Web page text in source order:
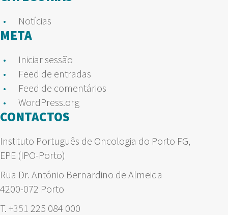
Notícias
META
Iniciar sessão
Feed de entradas
Feed de comentários
WordPress.org
CONTACTOS
Instituto Português de Oncologia do Porto FG,
EPE (IPO-Porto)
Rua Dr. António Bernardino de Almeida
4200-072 Porto
T. +351 225 084 000